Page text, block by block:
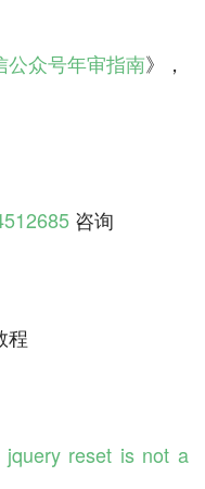
公众号年审指南》，
咨询
程
reset is not a